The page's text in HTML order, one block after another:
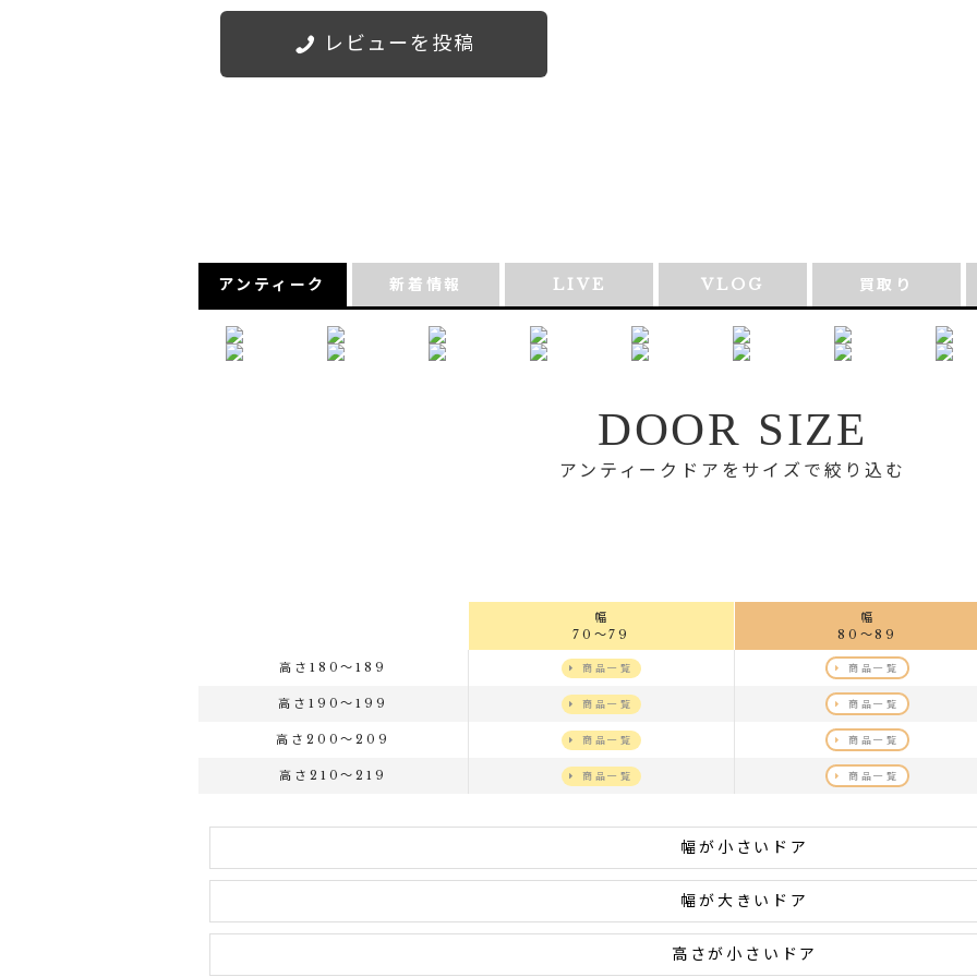
レビューを投稿
アンティーク 新着情報 LIVE VLOG 買取り
DOOR SIZE
アンティークドアをサイズで絞り込む
幅
70～79
幅
80～89
高さ180～189 商品一覧 商品一覧
高さ190～199 商品一覧 商品一覧
高さ200～209 商品一覧 商品一覧
高さ210～219 商品一覧 商品一覧
幅が小さいドア
幅が大きいドア
高さが小さいドア